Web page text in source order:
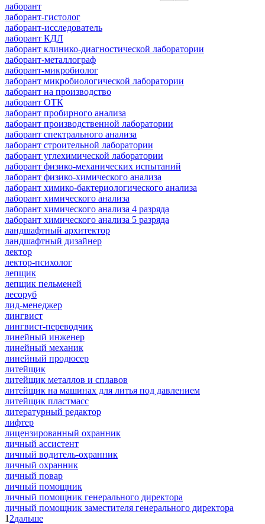
лаборант
лаборант-гистолог
лаборант-исследователь
лаборант КДЛ
лаборант клинико-диагностической лаборатории
лаборант-металлограф
лаборант-микробиолог
лаборант микробиологической лаборатории
лаборант на производство
лаборант ОТК
лаборант пробирного анализа
лаборант производственной лаборатории
лаборант спектрального анализа
лаборант строительной лаборатории
лаборант углехимической лаборатории
лаборант физико-механических испытаний
лаборант физико-химического анализа
лаборант химико-бактериологического анализа
лаборант химического анализа
лаборант химического анализа 4 разряда
лаборант химического анализа 5 разряда
ландшафтный архитектор
ландшафтный дизайнер
лектор
лектор-психолог
лепщик
лепщик пельменей
лесоруб
лид-менеджер
лингвист
лингвист-переводчик
линейный инженер
линейный механик
линейный продюсер
литейщик
литейщик металлов и сплавов
литейщик на машинах для литья под давлением
литейщик пластмасс
литературный редактор
лифтер
лицензированный охранник
личный ассистент
личный водитель-охранник
личный охранник
личный повар
личный помощник
личный помощник генерального директора
личный помощник заместителя генерального директора
1 2дальше